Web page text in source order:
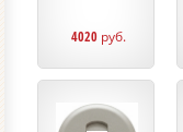
4020 руб.